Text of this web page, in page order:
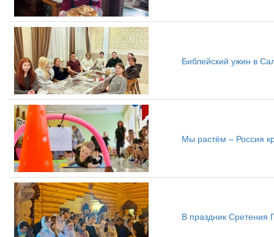
Библейский ужин в
Мы растём – Россия
В праздник Сретения